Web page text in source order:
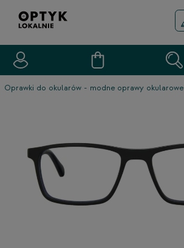
Oprawki do okularów - modne oprawy okularowe